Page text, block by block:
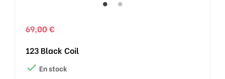
69,00 €
123 Black Coil
 En stock